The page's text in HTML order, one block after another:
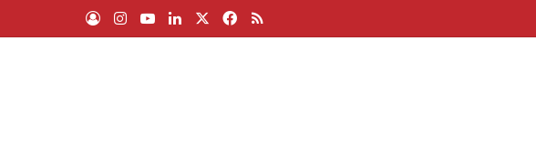
ملخص الموقع RSS
فيسبوك لينكدإن ‫YouTube
انستقرام